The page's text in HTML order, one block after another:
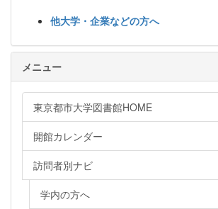
他大学・企業などの方へ
メニュー
東京都市大学図書館HOME
開館カレンダー
訪問者別ナビ
学内の方へ